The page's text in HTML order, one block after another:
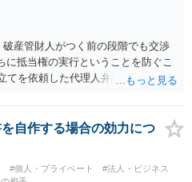
であれば、破産手続の中（免責に
すので、訴訟されるかどうかは破
産管財人がつく前の段階でも交渉
抵当権の実行ということを防ぐこ
てを依頼した代理人弁護士が売買に
ーローン事案では売却代金が手元
士としても慎重な判断が求められま
積立するなど半年、１年かかる場合
）意見を述べると、担保に供されて
で不動産を守りたいのであれば、
自作する場合の効力につ
#個人・プライベート
#法人・ビジネス